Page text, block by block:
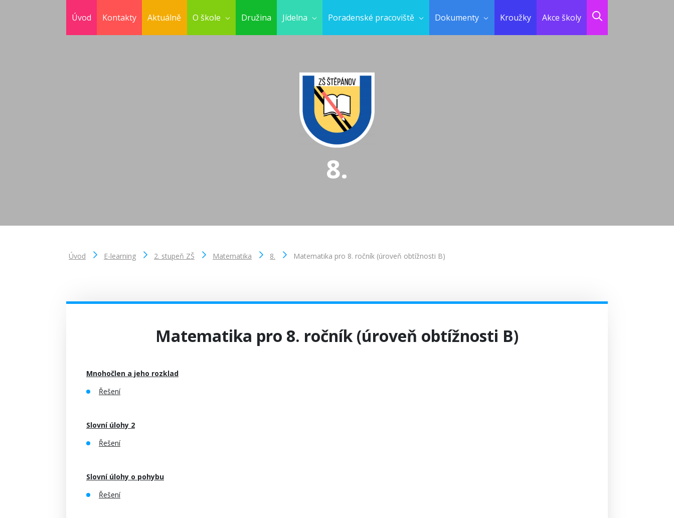
Úvod Kontakty Aktuálně O škole Družina Jídelna Poradenské pracoviště Dokumenty Kroužky Akce školy
8.
Úvod E-learning 2. stupeň ZŠ Matematika 8. Matematika pro 8. ročník (úroveň obtížnosti B)
Matematika pro 8. ročník (úroveň obtížnosti B)
Mnohočlen a jeho rozklad
Řešení
Slovní úlohy 2
Řešení
Slovní úlohy o pohybu
Řešení